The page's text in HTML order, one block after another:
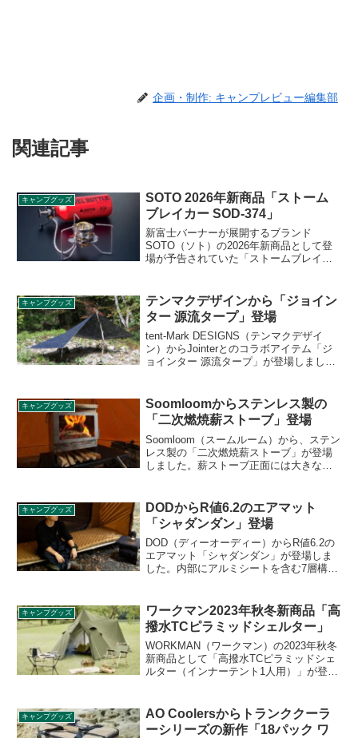
企画・制作: キャンプレビュー編集部
関連記事
キャンプグッズ
SOTO 2026年新商品「ストーム
ブレイカー SOD-374」
新富士バーナーが展開するブランド
SOTO（ソト）の2026年新商品として登
場が予告されていた「ストームブレイカ
し、下方に放射される熱を大幅に遮断す
ることによりバーナーを置いた面に対す
るダメージを大幅に軽減します。詳細を
レビューします。
キャンプグッズ
テンマクデザインから「ジョイン
ター 源流タープ」登場
tent-Mark DESIGNS（テンマクデザイ
ン）からJointerとのコラボアイテム「ジ
ョインター 源流タープ」が登場しまし
られる源流釣行において、使い勝手のい
いタープとなっています。詳細をレビュ
ーします。
キャンプグッズ
Soomloomからステンレス製の
「二次燃焼薪ストーブ」登場
Soomloom（スームルーム）から、ステン
レス製の「二次燃焼薪ストーブ」が登場
しました。薪ストーブ正面には大きな耐
属し、すべて薪ストーブ内に収納できる
ためコンパクトです。詳細をレビューし
ます。
キャンプグッズ
DODからR値6.2のエアマット
「シャダンダン」登場
DOD（ディーオーディー）からR値6.2の
エアマット「シャダンダン」が登場しま
した。内部にアルミシートを含む7層構造
現したエアマットです。完全エアー式マ
ットのため、収納サイズはコンパクトに
なります。詳細をレビューします。
キャンプグッズ
ワークマン2023年秋冬新商品「高
撥水TCピラミッドシェルター」
WORKMAN（ワークマン）の2023年秋冬
新商品として「高撥水TCピラミッドシェ
ルター（インナーテント1人用）」が登場
強いTC素材で登場です。詳細をレビュー
します。
キャンプグッズ
AO Coolersからトランククーラ
ーシリーズの新作「18パック ワ